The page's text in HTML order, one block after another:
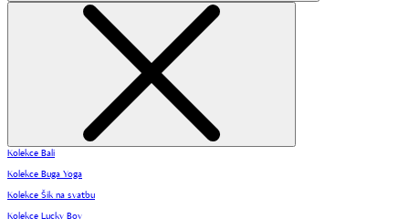
Kolekce Bali
Kolekce Buga Yoga
Kolekce Šik na svatbu
Kolekce Lucky Boy